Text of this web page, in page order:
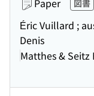
Paper 図書
Éric Vuillard ;
Denis
Matthes & Seitz